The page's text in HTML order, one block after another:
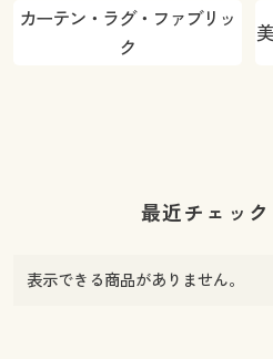
カーテン・ラグ・ファブリッ
ク
最近チェッ
表示できる商品がありません。